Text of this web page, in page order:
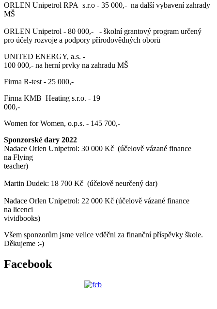
ORLEN Unipetrol RPA s.r.o - 35 000,- na další vybavení zahrady
MŠ
ORLEN Unipetrol - 80 000,- - školní grantový program určený
pro účely rozvoje a podpory přírodovědných oborů
UNITED ENERGY, a.s. -
100 000,- na herní prvky na zahradu MŠ
Firma R-test - 25 000,-
Firma KMB Heating s.r.o. - 19
000,-
Women for Women, o.p.s. - 145 700,-
Sponzorské dary 2022
Nadace Orlen Unipetrol: 30 000 Kč (účelově vázané finance
na Flying
teacher)
Martin Dudek: 18 700 Kč (účelově neurčený dar)
Nadace Orlen Unipetrol: 22 000 Kč (účelově vázané finance
na licenci
vividbooks)
Všem sponzorům jsme velice vděčni za finanční příspěvky škole.
Děkujeme :-)
Facebook